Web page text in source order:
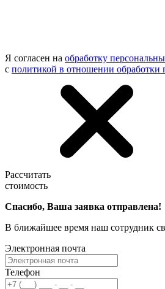
Я согласен на обработку
с политикой в отношении обработки
Рассчитать
стоимость
Спасибо, Ваша заявка отправлена!
В ближайшее время наш сотрудник
Электронная почта
Телефон